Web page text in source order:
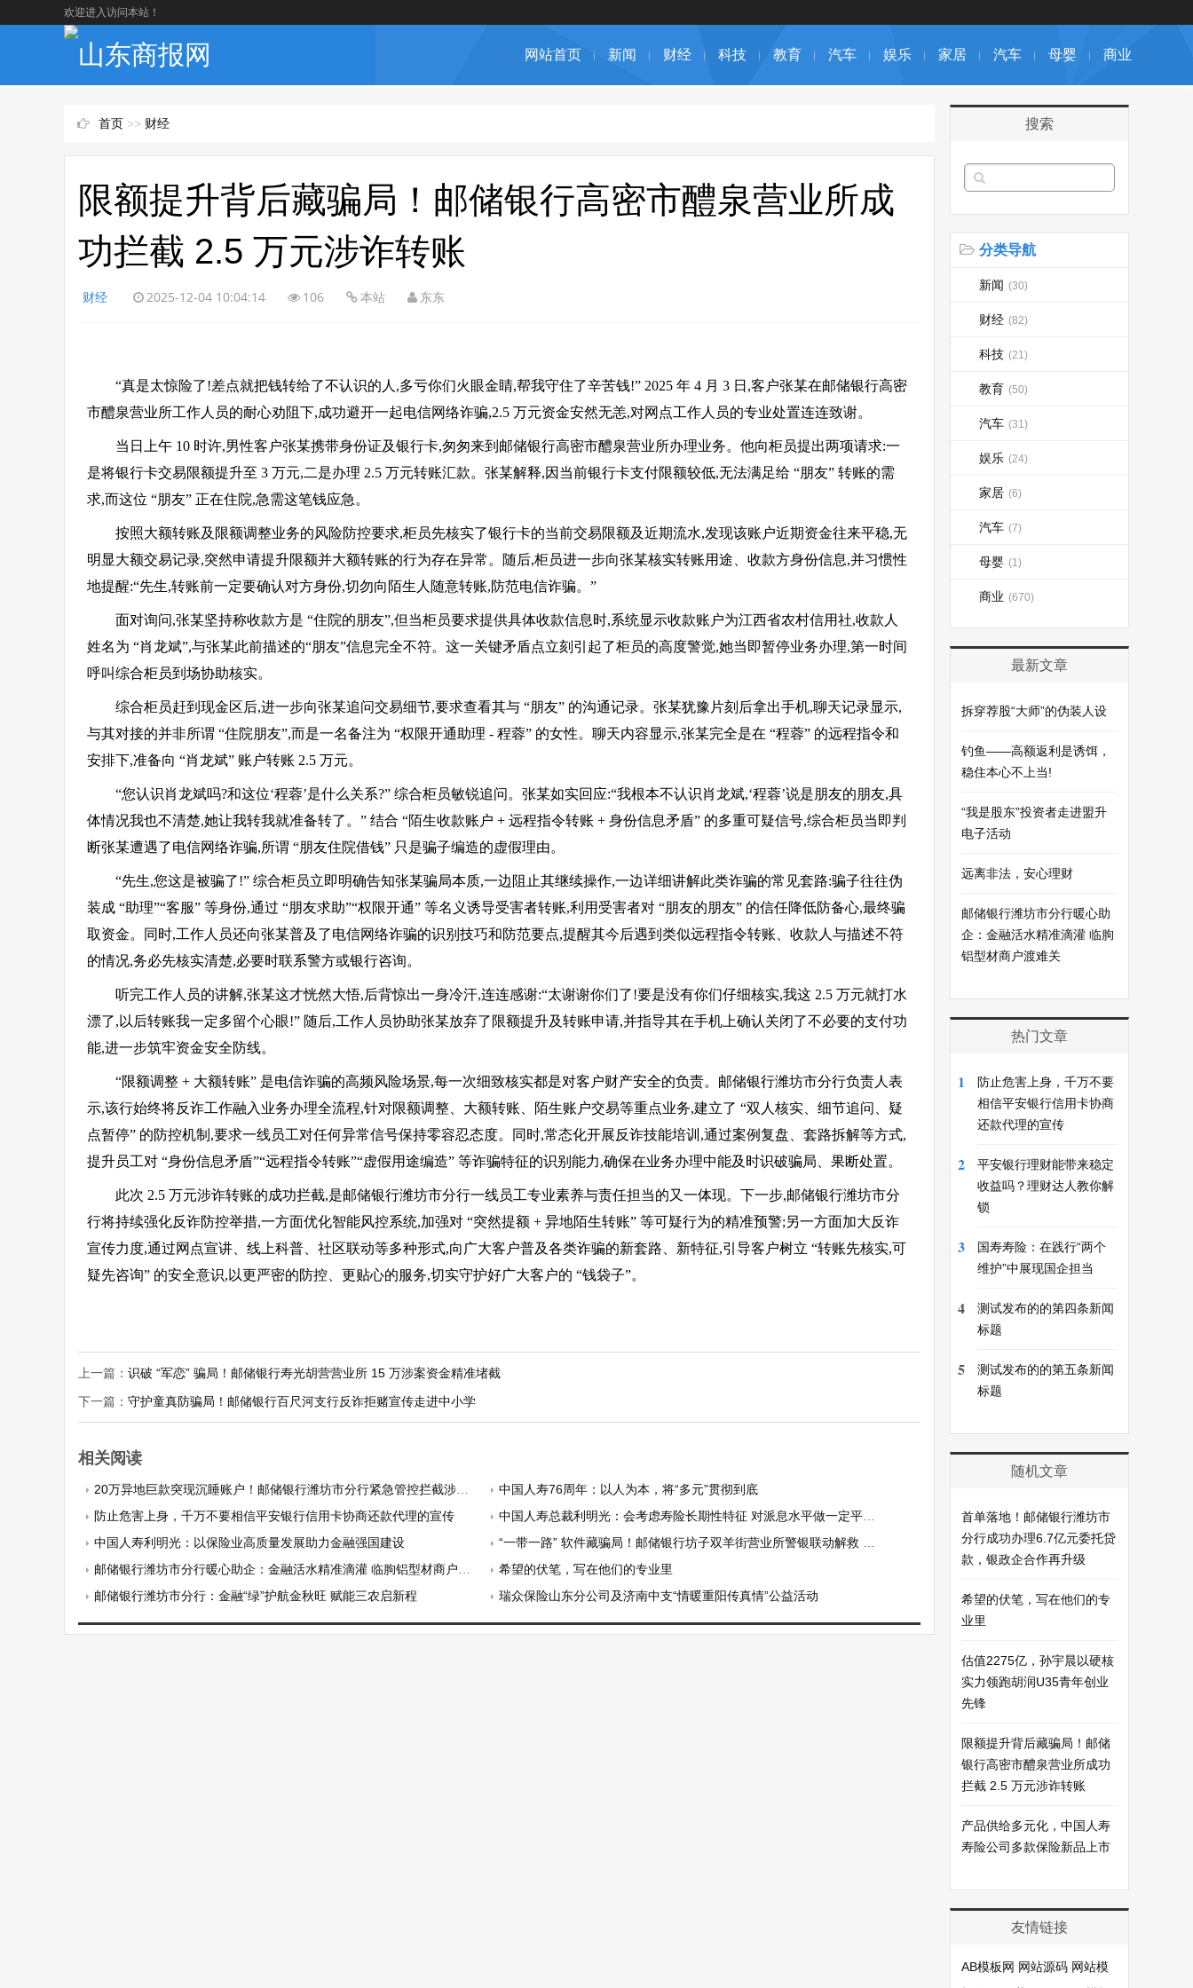
欢迎进入访问本站！
网站首页 新闻 财经 科技 教育 汽车 娱乐 家居 汽车 母婴 商业
首页 >> 财经
限额提升背后藏骗局！邮储银行高密市醴泉营业所成
功拦截 2.5 万元涉诈转账
财经 2025-12-04 10:04:14 106 本站 东东
“真是太惊险了!差点就把钱转给了不认识的人,多亏你们火眼金睛,帮我守住了辛苦钱!” 2025 年 4 月 3 日,客户张某在邮储银行高密
市醴泉营业所工作人员的耐心劝阻下,成功避开一起电信网络诈骗,2.5 万元资金安然无恙,对网点工作人员的专业处置连连致谢。
当日上午 10 时许,男性客户张某携带身份证及银行卡,匆匆来到邮储银行高密市醴泉营业所办理业务。他向柜员提出两项请求:一
是将银行卡交易限额提升至 3 万元,二是办理 2.5 万元转账汇款。张某解释,因当前银行卡支付限额较低,无法满足给 “朋友” 转账的需
求,而这位 “朋友” 正在住院,急需这笔钱应急。
按照大额转账及限额调整业务的风险防控要求,柜员先核实了银行卡的当前交易限额及近期流水,发现该账户近期资金往来平稳,无
明显大额交易记录,突然申请提升限额并大额转账的行为存在异常。随后,柜员进一步向张某核实转账用途、收款方身份信息,并习惯性
地提醒:“先生,转账前一定要确认对方身份,切勿向陌生人随意转账,防范电信诈骗。”
面对询问,张某坚持称收款方是 “住院的朋友”,但当柜员要求提供具体收款信息时,系统显示收款账户为江西省农村信用社,收款人
姓名为 “肖龙斌”,与张某此前描述的“朋友”信息完全不符。这一关键矛盾点立刻引起了柜员的高度警觉,她当即暂停业务办理,第一时间
呼叫综合柜员到场协助核实。
综合柜员赶到现金区后,进一步向张某追问交易细节,要求查看其与 “朋友” 的沟通记录。张某犹豫片刻后拿出手机,聊天记录显示,
与其对接的并非所谓 “住院朋友”,而是一名备注为 “权限开通助理 - 程蓉” 的女性。聊天内容显示,张某完全是在 “程蓉” 的远程指令和
安排下,准备向 “肖龙斌” 账户转账 2.5 万元。
“您认识肖龙斌吗?和这位‘程蓉’是什么关系?” 综合柜员敏锐追问。张某如实回应:“我根本不认识肖龙斌,‘程蓉’说是朋友的朋友,具
体情况我也不清楚,她让我转我就准备转了。” 结合 “陌生收款账户 + 远程指令转账 + 身份信息矛盾” 的多重可疑信号,综合柜员当即判
断张某遭遇了电信网络诈骗,所谓 “朋友住院借钱” 只是骗子编造的虚假理由。
“先生,您这是被骗了!” 综合柜员立即明确告知张某骗局本质,一边阻止其继续操作,一边详细讲解此类诈骗的常见套路:骗子往往伪
装成 “助理”“客服” 等身份,通过 “朋友求助”“权限开通” 等名义诱导受害者转账,利用受害者对 “朋友的朋友” 的信任降低防备心,最终骗
取资金。同时,工作人员还向张某普及了电信网络诈骗的识别技巧和防范要点,提醒其今后遇到类似远程指令转账、收款人与描述不符
的情况,务必先核实清楚,必要时联系警方或银行咨询。
听完工作人员的讲解,张某这才恍然大悟,后背惊出一身冷汗,连连感谢:“太谢谢你们了!要是没有你们仔细核实,我这 2.5 万元就打水
漂了,以后转账我一定多留个心眼!” 随后,工作人员协助张某放弃了限额提升及转账申请,并指导其在手机上确认关闭了不必要的支付功
能,进一步筑牢资金安全防线。
“限额调整 + 大额转账” 是电信诈骗的高频风险场景,每一次细致核实都是对客户财产安全的负责。邮储银行潍坊市分行负责人表
示,该行始终将反诈工作融入业务办理全流程,针对限额调整、大额转账、陌生账户交易等重点业务,建立了 “双人核实、细节追问、疑
点暂停” 的防控机制,要求一线员工对任何异常信号保持零容忍态度。同时,常态化开展反诈技能培训,通过案例复盘、套路拆解等方式,
提升员工对 “身份信息矛盾”“远程指令转账”“虚假用途编造” 等诈骗特征的识别能力,确保在业务办理中能及时识破骗局、果断处置。
此次 2.5 万元涉诈转账的成功拦截,是邮储银行潍坊市分行一线员工专业素养与责任担当的又一体现。下一步,邮储银行潍坊市分
行将持续强化反诈防控举措,一方面优化智能风控系统,加强对 “突然提额 + 异地陌生转账” 等可疑行为的精准预警;另一方面加大反诈
宣传力度,通过网点宣讲、线上科普、社区联动等多种形式,向广大客户普及各类诈骗的新套路、新特征,引导客户树立 “转账先核实,可
疑先咨询” 的安全意识,以更严密的防控、更贴心的服务,切实守护好广大客户的 “钱袋子”。
上一篇： 识破 “军恋” 骗局！邮储银行寿光胡营营业所 15 万涉案资金精准堵截
下一篇： 守护童真防骗局！邮储银行百尺河支行反诈拒赌宣传走进中小学
相关阅读
20万异地巨款突现沉睡账户！邮储银行潍坊市分行紧急管控拦截涉诈风险
中国人寿76周年：以人为本，将“多元”贯彻到底
防止危害上身，千万不要相信平安银行信用卡协商还款代理的宣传
中国人寿总裁利明光：会考虑寿险长期性特征 对派息水平做一定平滑处理
中国人寿利明光：以保险业高质量发展助力金融强国建设
“一带一路” 软件藏骗局！邮储银行坊子双羊街营业所警银联动解救 7 万元存单资金
邮储银行潍坊市分行暖心助企：金融活水精准滴灌 临朐铝型材商户渡难关
希望的伏笔，写在他们的专业里
邮储银行潍坊市分行：金融“绿”护航金秋旺 赋能三农启新程
瑞众保险山东分公司及济南中支“情暖重阳传真情”公益活动
搜索
分类导航
新闻 (30)
财经 (82)
科技 (21)
教育 (50)
汽车 (31)
娱乐 (24)
家居 (6)
汽车 (7)
母婴 (1)
商业 (670)
最新文章
拆穿荐股“大师”的伪装人设
钓鱼——高额返利是诱饵，
稳住本心不上当!
“我是股东”投资者走进盟升
电子活动
远离非法，安心理财
邮储银行潍坊市分行暖心助
企：金融活水精准滴灌 临朐
铝型材商户渡难关
热门文章
1
防止危害上身，千万不要
相信平安银行信用卡协商
还款代理的宣传
2
平安银行理财能带来稳定
收益吗？理财达人教你解
锁
3
国寿寿险：在践行“两个
维护”中展现国企担当
4
测试发布的的第四条新闻
标题
5
测试发布的的第五条新闻
标题
随机文章
首单落地！邮储银行潍坊市
分行成功办理6.7亿元委托贷
款，银政企合作再升级
希望的伏笔，写在他们的专
业里
​估值2275亿，孙宇晨以硬核
实力领跑胡润U35青年创业
先锋
限额提升背后藏骗局！邮储
银行高密市醴泉营业所成功
拦截 2.5 万元涉诈转账
产品供给多元化，中国人寿
寿险公司多款保险新品上市
友情链接
AB模板网 网站源码 网站模